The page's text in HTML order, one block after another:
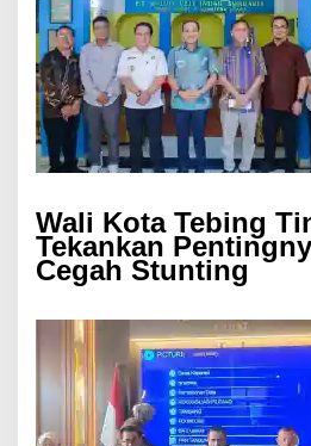
Wali Kota Tebing
Tekankan
Cegah Stunting